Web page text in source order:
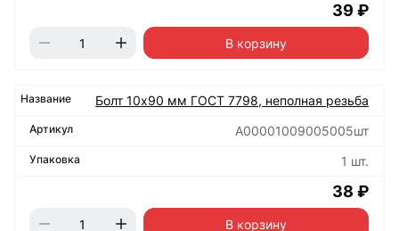
39 ₽
В корзину
Болт 10х90 мм ГОСТ 7798, неполная резьба
А00001009005005шт
1 шт.
38 ₽
В корзину